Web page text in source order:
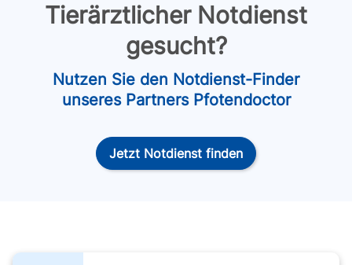
Tierärztlicher Notdienst
gesucht?
Nutzen Sie den Notdienst-Finder
unseres Partners Pfotendoctor
Jetzt Notdienst finden